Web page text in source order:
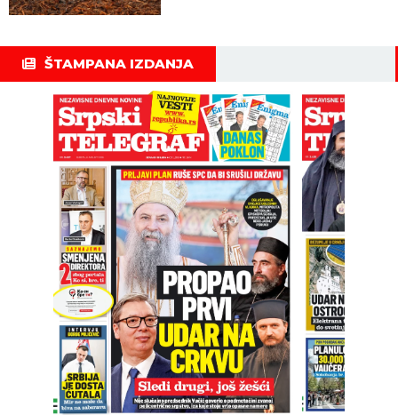
ŠTAMPANA IZDANJA